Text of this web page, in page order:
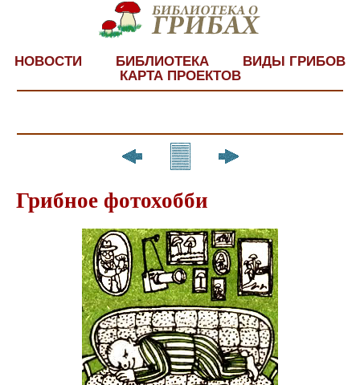
НОВОСТИ БИБЛИОТЕКА
ВИДЫ ГРИБОВ
КАРТА ПРОЕКТОВ
Грибное фотохобби